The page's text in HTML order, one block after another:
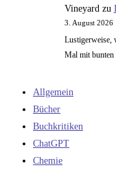
Vineyard zu
3. August 2026
Lustigerweise,
Mal mit
Allgemein
Bücher
Buchkritiken
ChatGPT
Chemie